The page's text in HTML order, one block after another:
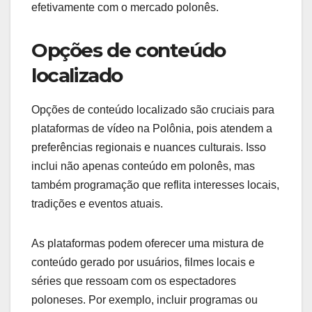
efetivamente com o mercado polonês.
Opções de conteúdo
localizado
Opções de conteúdo localizado são cruciais para
plataformas de vídeo na Polônia, pois atendem a
preferências regionais e nuances culturais. Isso
inclui não apenas conteúdo em polonês, mas
também programação que reflita interesses locais,
tradições e eventos atuais.
As plataformas podem oferecer uma mistura de
conteúdo gerado por usuários, filmes locais e
séries que ressoam com os espectadores
poloneses. Por exemplo, incluir programas ou